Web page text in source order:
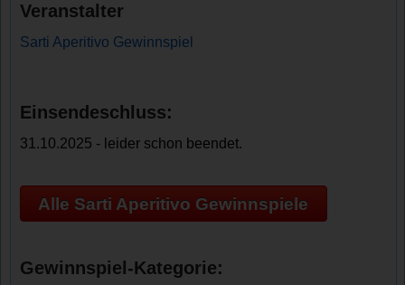
Veranstalter
Sarti Aperitivo Gewinnspiel
Einsendeschluss:
31.10.2025 - leider schon beendet.
Alle Sarti Aperitivo Gewinnspiele
Gewinnspiel-Kategorie: